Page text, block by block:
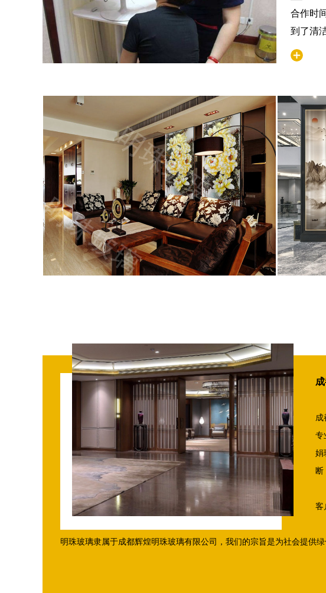
合作时
到了清
成
专
娟
断
客
明珠玻璃隶属于成都辉煌明珠玻璃有限公司，我们的宗旨是为社会提供